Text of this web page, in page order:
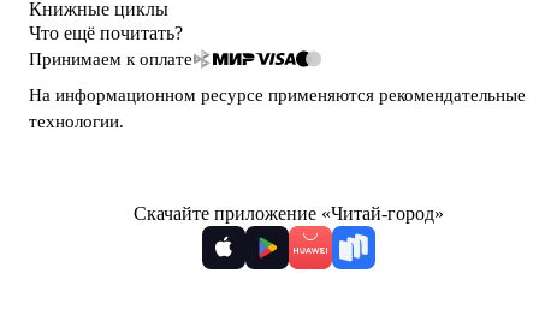
Книжные циклы
Что ещё почитать?
Принимаем к оплате
На информационном ресурсе применяются рекомендательные
технологии.
Скачайте приложение «Читай-город»